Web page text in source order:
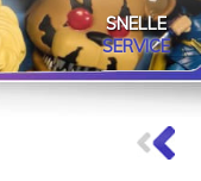
SNELLE
SERVICE